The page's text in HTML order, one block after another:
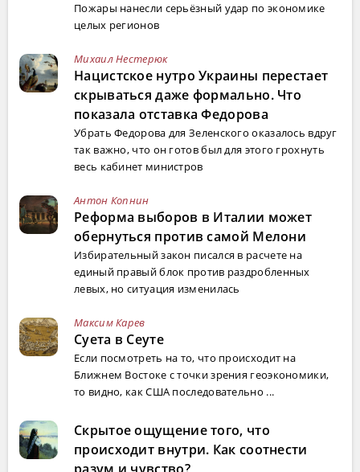
Пожары нанесли серьёзный удар по экономике
целых регионов
Михаил Нестерюк
Нацистское нутро Украины перестает
скрываться даже формально. Что
показала отставка Федорова
Убрать Федорова для Зеленского оказалось вдруг
так важно, что он готов был для этого грохнуть
весь кабинет министров
Антон Копнин
Реформа выборов в Италии может
обернуться против самой Мелони
Избирательный закон писался в расчете на
единый правый блок против раздробленных
левых, но ситуация изменилась
Максим Карев
Суета в Сеуте
Если посмотреть на то, что происходит на
Ближнем Востоке с точки зрения геоэкономики,
то видно, как США последовательно ...
Скрытое ощущение того, что
происходит внутри. Как соотнести